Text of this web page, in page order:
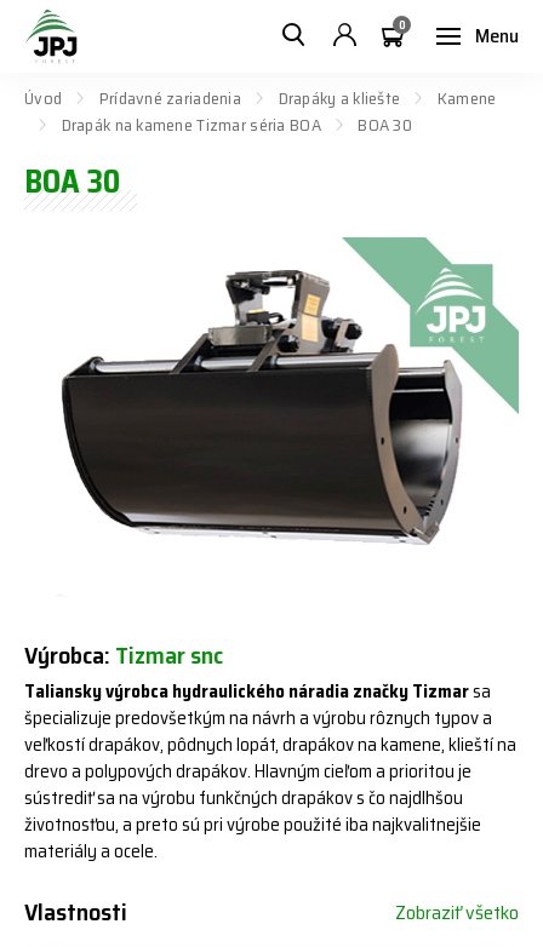
Menu
0
Úvod Prídavné zariadenia Drapáky a kliešte
Kamene
Drapák na kamene Tizmar séria BOA
BOA 30
BOA 30
Výrobca:Tizmar snc
Taliansky výrobca hydraulického náradia značky Tizmarsa
špecializuje predovšetkým na návrh a výrobu rôznych typov a
veľkostí drapákov, pôdnych lopát, drapákov na kamene, klieští na
drevo a polypových drapákov. Hlavným cieľom a prioritou je
sústrediť sa na výrobu funkčných drapákov s čo najdlhšou
životnosťou, a preto sú pri výrobe použité iba najkvalitnejšie
materiály a ocele.
Vlastnosti Zobraziť všetko